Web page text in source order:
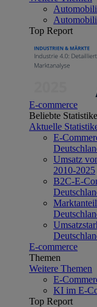
Top Report
E-commerce
Beliebte
Aktuelle
E-
Umsatz
2010-2025
B2C-E-
E-commerce
Themen
Weitere Themen
E-
KI im E-
Top Report